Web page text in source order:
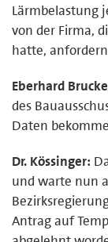
Lärmbelastung
von der Firma,
hatte,
Eberhard
des
Daten
Dr. Kössinger:
und warte nun
Antrag auf